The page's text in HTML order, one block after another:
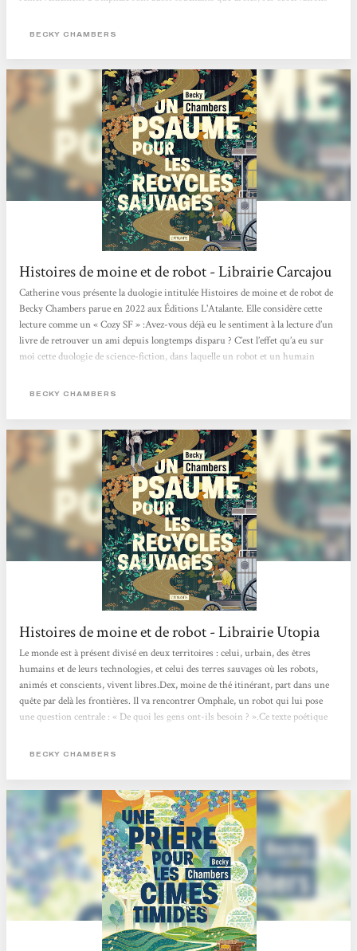
ceux de Dex, toujours à la recherche de son propre chemin.C'est une belle
sans nier nos zones d'ombre....
BECKY CHAMBERS
Histoires de moine et de robot - Librairie Carcajou
Catherine vous présente la duologie intitulée Histoires de moine et de robot de
Becky Chambers parue en 2022 aux Éditions L'Atalante. Elle considère cette
lecture comme un « Cozy SF » :Avez-vous déjà eu le sentiment à la lecture d’un
livre de retrouver un ami depuis longtemps disparu ? C’est l’effet qu’a eu sur
moi cette duologie de science-fiction, dans laquelle un robot et un humain
amitié poignante nait et s’approfondie, alors que se dévoile la beauté de l’univers
BECKY CHAMBERS
Histoires de moine et de robot - Librairie Utopia
Le monde est à présent divisé en deux territoires : celui, urbain, des êtres
humains et de leurs technologies, et celui des terres sauvages où les robots,
animés et conscients, vivent libres.Dex, moine de thé itinérant, part dans une
quête par delà les frontières. Il va rencontrer Omphale, un robot qui lui pose
une question centrale : « De quoi les gens ont-ils besoin ? ».Ce texte poétique
récit d’amitié et de quête de soi, qui imagine des relations apaisées entre
BECKY CHAMBERS